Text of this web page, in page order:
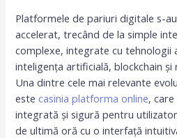
Platformele de pariuri digitale s-
accelerat, trecând de la simple
complexe, integrate cu tehnologii
inteligența artificială, blockchain
Una dintre cele mai relevante
estecasinia platforma online,
integrată și sigură pentru
de ultimă oră cu o interfață